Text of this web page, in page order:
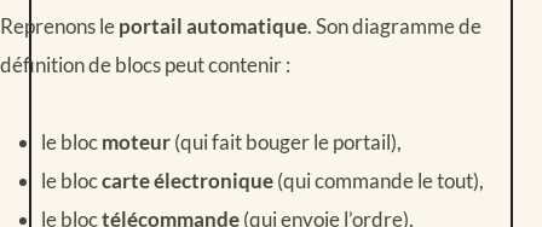
Reprenons leportail automatique. Son diagramme de
définition de blocs peut contenir :
le blocmoteur(qui fait bouger le portail),
le bloccarte électronique(qui commande le tout),
le bloctélécommande(qui envoie l’ordre),